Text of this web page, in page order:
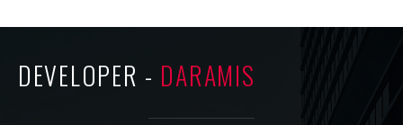
DEVELOPER - DARAMIS